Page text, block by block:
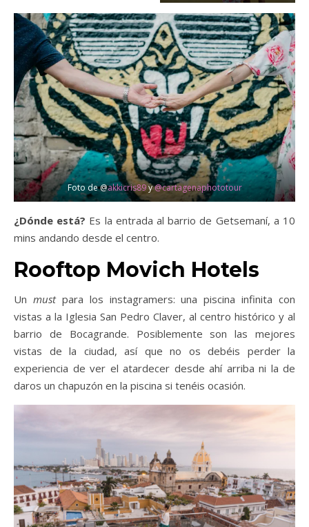
Foto de @akkicris89y@cartagenaphototour
¿Dónde está? Es la entrada al barrio de Getsemaní, a 10
mins andando desde el centro.
Rooftop Movich Hotels
Un mustpara los instagramers: una piscina infinita con
vistas a la Iglesia San Pedro Claver, al centro histórico y al
barrio de Bocagrande. Posiblemente son las mejores
vistas de la ciudad, así que no os debéis perder la
experiencia de ver el atardecer desde ahí arriba ni la de
daros un chapuzón en la piscina si tenéis ocasión.